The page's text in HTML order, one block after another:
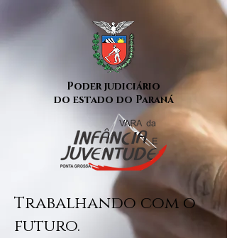
Poder judiciário
do estado do Paraná
Trabalhando com o
futuro.